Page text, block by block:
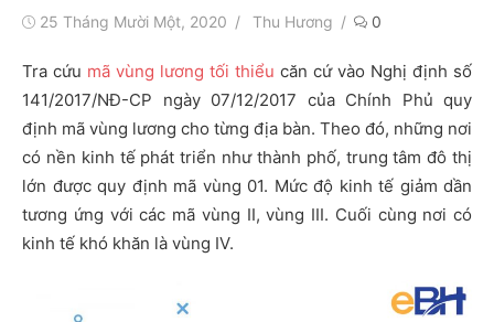
Đăng25 Tháng Mười Một, 2020
Tác
Thu Hương 0
Tra cứu mã vùng lương tối thiểu căn cứ vào Nghị định số
141/2017/NĐ-CP ngày 07/12/2017 của Chính Phủ quy
định mã vùng lương cho từng địa bàn. Theo đó, những nơi
có nền kinh tế phát triển như thành phố, trung tâm đô thị
lớn được quy định mã vùng 01. Mức độ kinh tế giảm dần
tương ứng với các mã vùng II, vùng III. Cuối cùng nơi có
kinh tế khó khăn là vùng IV.